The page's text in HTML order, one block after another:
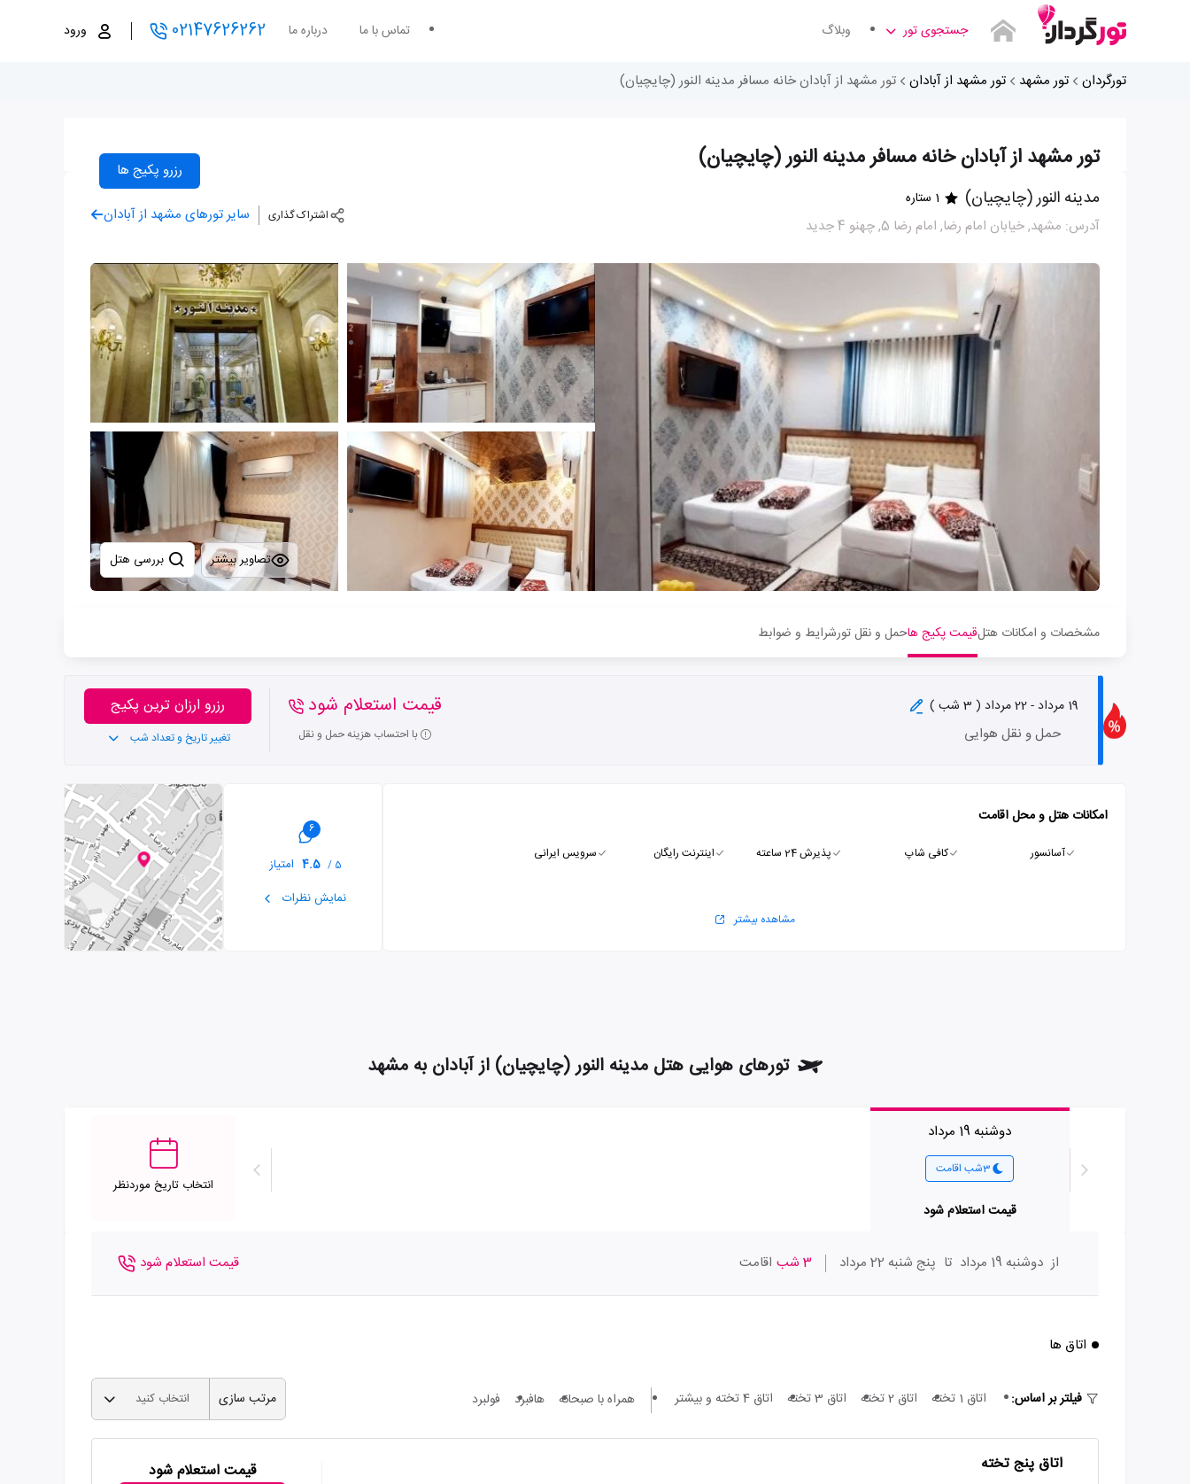
جستجوی تور وبلاگ تماس با ما درباره ما 02147626262 ورود
تورگردان تور مشهد تور مشهد از آبادان تور مشهد از آبادان خانه مسافر مدینه النور (چایچیان)
تور مشهد از آبادان خانه مسافر مدینه النور (چایچیان) رزرو پکیج ها
مدینه النور (چایچیان) 1 ستاره
آدرس: مشهد, خیابان امام رضا, امام رضا 5, چهنو 4 جدید
اشتراک گذاری سایر تورهای مشهد از آبادان
تصاویر بیشتر
مشخصات و امکانات هتلقیمت پکیج هاحمل و نقل تورشرایط و ضوابط
19 مرداد - 22 مرداد ( 3 شب )
حمل و نقل هوایی
قیمت استعلام شود
با احتساب هزینه حمل و نقل
رزرو ارزان ترین پکیج
تغییر تاریخ و تعداد شب
امکانات هتل و محل اقامت
آسانسور کافی شاپ پذیرش 24 ساعته اینترنت رایگان سرویس ایرانی
مشاهده بیشتر
6
5 /
4.5 امتیاز
نمایش نظرات
تورهای هوایی هتل مدینه النور (چایچیان) از آبادان به مشهد
دوشنبه 19 مرداد
3شب اقامت
قیمت استعلام شود
انتخاب تاریخ موردنظر
از دوشنبه 19 مرداد تا پنج شنبه 22 مرداد 3 شب اقامت قیمت استعلام شود
اتاق ها
فیلتر بر اساس: اتاق 1 تخته اتاق 2 تخته اتاق 3 تخته اتاق 4 تخته و بیشتر همراه با صبحانه هافبرد فولبرد مرتب سازی انتخاب کنید
اتاق پنج تخته
قیمت استعلام شود